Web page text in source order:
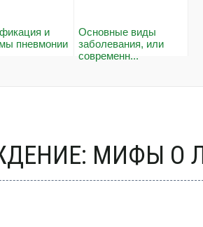
и
пневмонии
Основные виды
заболевания, или
современн...
МИФЫ О